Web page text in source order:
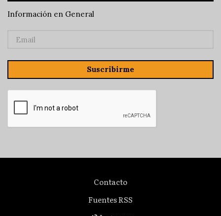
Información en General
Suscribirme
Contacto
Fuentes RSS